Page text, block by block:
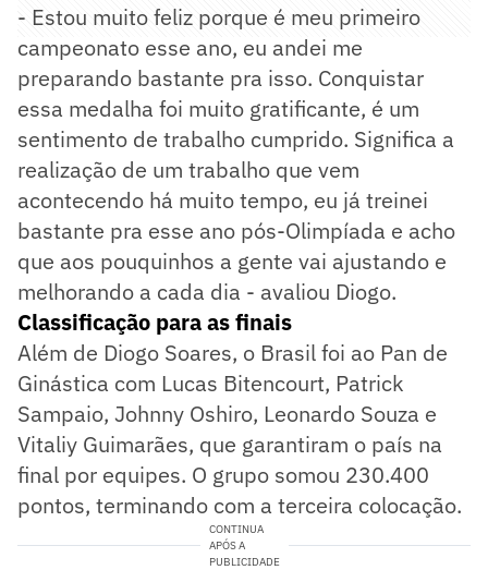
- Estou muito feliz porque é meu primeiro
campeonato esse ano, eu andei me
preparando bastante pra isso. Conquistar
essa medalha foi muito gratificante, é um
sentimento de trabalho cumprido. Significa a
realização de um trabalho que vem
acontecendo há muito tempo, eu já treinei
bastante pra esse ano pós-Olimpíada e acho
que aos pouquinhos a gente vai ajustando e
melhorando a cada dia - avaliou Diogo.
Classificação para as finais
Além de Diogo Soares, o Brasil foi ao Pan de
Ginástica com Lucas Bitencourt, Patrick
Sampaio, Johnny Oshiro, Leonardo Souza e
Vitaliy Guimarães, que garantiram o país na
final por equipes. O grupo somou 230.400
pontos, terminando com a terceira colocação.
CONTINUA
APÓS A
PUBLICIDADE